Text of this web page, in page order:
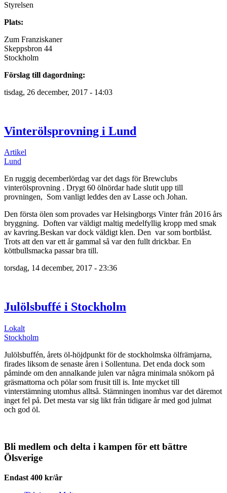
Styrelsen
Plats:
Zum Franziskaner
Skeppsbron 44
Stockholm
Förslag till dagordning:
tisdag, 26 december, 2017 - 14:03
Vinterölsprovning i Lund
Artikel
Lund
En ruggig decemberlördag var det dags för Brewclubs
vinterölsprovning . Drygt 60 ölnördar hade slutit upp till
provningen, Som vanligt leddes den av Lasse och Johan.
Den första ölen som provades var Helsingborgs Vinter från 2016 års
bryggning. Doften var väldigt maltig medelfyllig kropp med smak
av kavring.Beskan var dock väldigt klen. Den var som bortblåst.
Trots att den var ett år gammal så var den fullt drickbar. En
köttbullsmacka passar bra till.
torsdag, 14 december, 2017 - 23:36
Julölsbuffé i Stockholm
Lokalt
Stockholm
Julölsbuffén, årets öl-höjdpunkt för de stockholmska ölfrämjarna,
firades liksom de senaste åren i Sollentuna. Det enda dock som
påminde om den annalkande julen var några minimala snökorn på
gräsmattorna och pölar som frusit till is. Inte mycket till
vinterstämning utomhus alltså. Stämningen inomhus var det däremot
inget fel på. Det mesta var sig likt från tidigare år med god julmat
och god öl.
Bli medlem och delta i kampen för ett bättre
Ölsverige
Endast 400 kr/år